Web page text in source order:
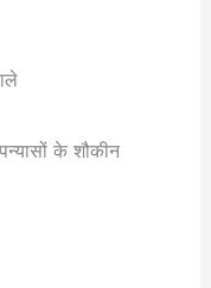
के शौकीन